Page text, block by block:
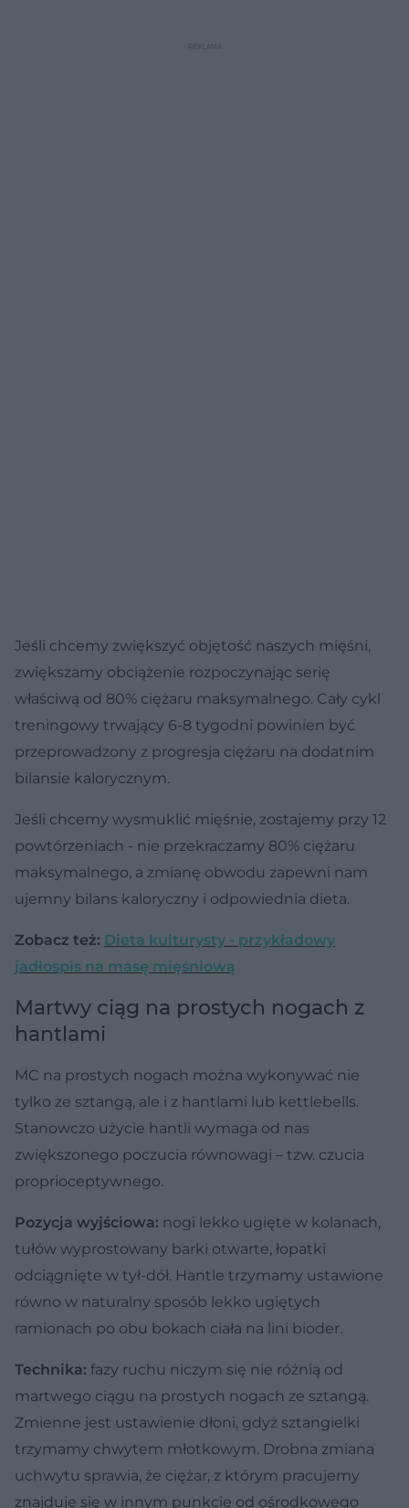
Jeśli chcemy zwiększyć objętość naszych mięśni,
zwiększamy obciążenie rozpoczynając serię
właściwą od 80% ciężaru maksymalnego. Cały cykl
treningowy trwający 6-8 tygodni powinien być
przeprowadzony z progresja ciężaru na dodatnim
bilansie kalorycznym.
Jeśli chcemy wysmuklić mięśnie, zostajemy przy 12
powtórzeniach - nie przekraczamy 80% ciężaru
maksymalnego, a zmianę obwodu zapewni nam
ujemny bilans kaloryczny i odpowiednia dieta.
Zobacz też: Dieta kulturysty - przykładowy
jadłospis na masę mięśniową
Martwy ciąg na prostych nogach z
hantlami
MC na prostych nogach można wykonywać nie
tylko ze sztangą, ale i z hantlami lub kettlebells.
Stanowczo użycie hantli wymaga od nas
zwiększonego poczucia równowagi – tzw. czucia
proprioceptywnego.
Pozycja wyjściowa: nogi lekko ugięte w kolanach,
tułów wyprostowany barki otwarte, łopatki
odciągnięte w tył-dół. Hantle trzymamy ustawione
równo w naturalny sposób lekko ugiętych
ramionach po obu bokach ciała na lini bioder.
Technika: fazy ruchu niczym się nie różnią od
martwego ciągu na prostych nogach ze sztangą.
Zmienne jest ustawienie dłoni, gdyż sztangielki
trzymamy chwytem młotkowym. Drobna zmiana
uchwytu sprawia, że ciężar, z którym pracujemy
znajduje się w innym punkcie od ośrodkowego